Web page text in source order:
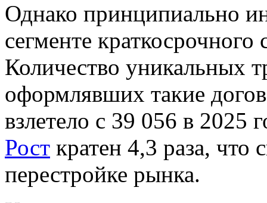
Однако принципиально
сегменте
Количество уникальных
оформлявших такие
взлетело с 39 056 в 2025
Рост кратен 4,3 раза, что
перестройке рынка.